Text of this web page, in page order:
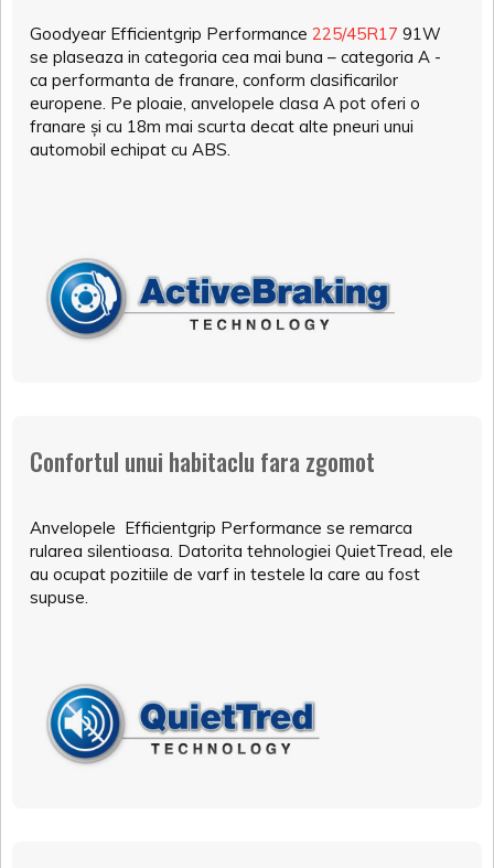
Goodyear Efficientgrip Performance 225/45R17 91W
se plaseaza in categoria cea mai buna – categoria A -
ca performanta de franare, conform clasificarilor
europene. Pe ploaie, anvelopele clasa A pot oferi o
franare și cu 18m mai scurta decat alte pneuri unui
automobil echipat cu ABS.
Confortul unui habitaclu fara zgomot
Anvelopele Efficientgrip Performance se remarca
rularea silentioasa. Datorita tehnologiei QuietTread, ele
au ocupat pozitiile de varf in testele la care au fost
supuse.